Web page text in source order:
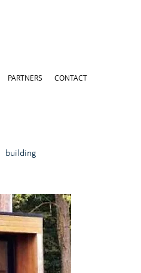
PARTNERS CONTACT
building